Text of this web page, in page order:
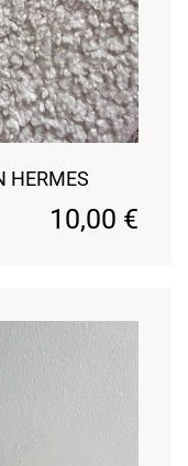
HERMES
10,00 €